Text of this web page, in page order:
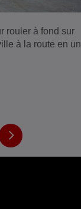
rouler à fond sur
à la route en un